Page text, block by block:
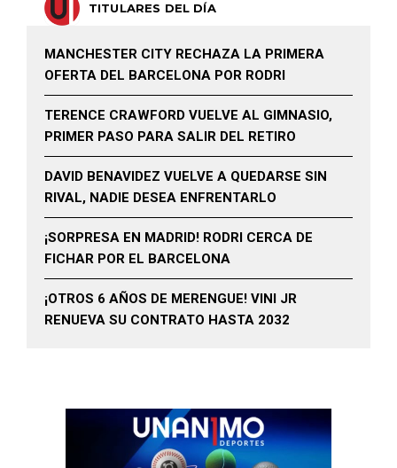
TITULARES DEL DÍA
MANCHESTER CITY RECHAZA LA PRIMERA
OFERTA DEL BARCELONA POR RODRI
TERENCE CRAWFORD VUELVE AL GIMNASIO,
PRIMER PASO PARA SALIR DEL RETIRO
DAVID BENAVIDEZ VUELVE A QUEDARSE SIN
RIVAL, NADIE DESEA ENFRENTARLO
¡SORPRESA EN MADRID! RODRI CERCA DE
FICHAR POR EL BARCELONA
¡OTROS 6 AÑOS DE MERENGUE! VINI JR
RENUEVA SU CONTRATO HASTA 2032